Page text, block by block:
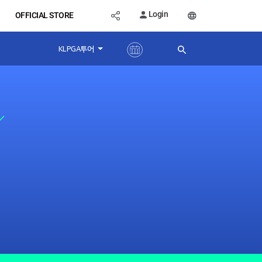
OFFICIAL STORE Login
KLPGA투어